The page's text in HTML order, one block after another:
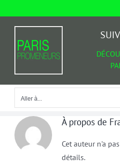
Aller à...
Aller à...
À propos de
Cet auteur n'a
détails.